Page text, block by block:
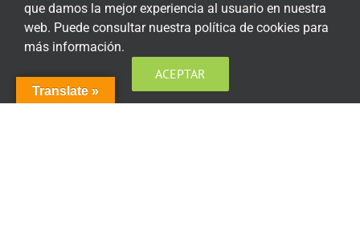
Política de cookies
Condiciones generales de contratación
Acceso plataforma de teleformación
Translate »
que damos la mejor experiencia al usuario en nuestra
web. Puede consultar nuestra política de cookies para
más información.
ACEPTAR